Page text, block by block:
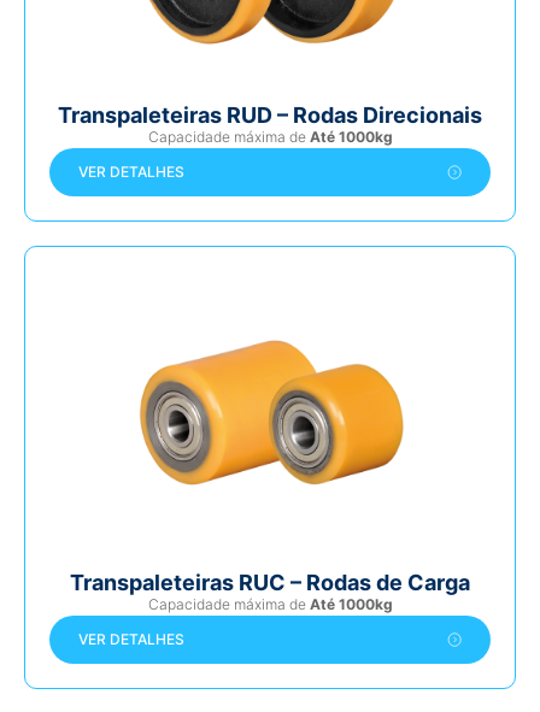
Transpaleteiras RUD – Rodas Direcionais
Capacidade máxima de Até 1000kg
VER DETALHES
Transpaleteiras RUC – Rodas de Carga
Capacidade máxima de Até 1000kg
VER DETALHES